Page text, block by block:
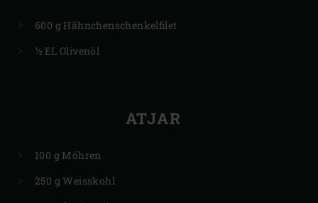
600 g Hähnchenschenkelfilet
½ EL Olivenöl
ATJAR
100 g Möhren
250 g Weisskohl